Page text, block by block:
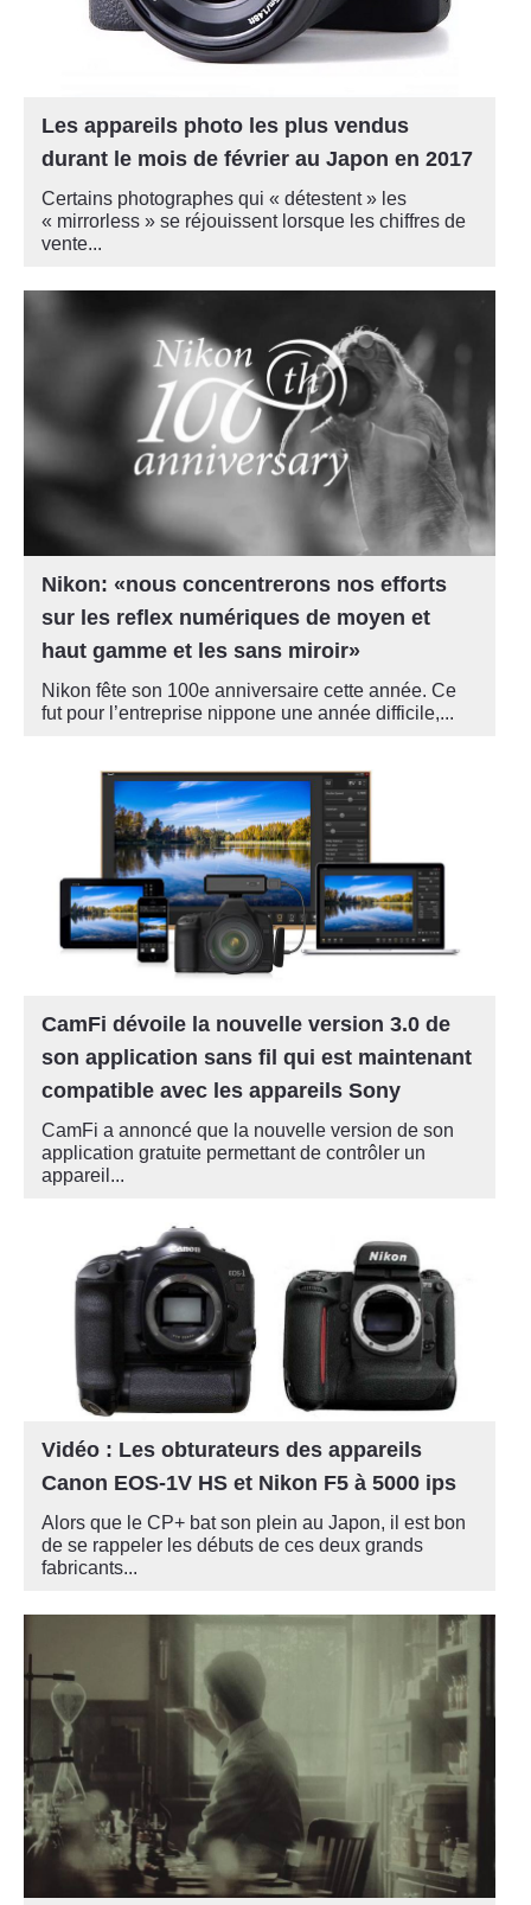
Les appareils photo les plus vendus
durant le mois de février au Japon en 2017
Certains photographes qui « détestent » les
« mirrorless » se réjouissent lorsque les chiffres de
vente...
Nikon: «nous concentrerons nos efforts
sur les reflex numériques de moyen et
haut gamme et les sans miroir»
Nikon fête son 100e anniversaire cette année. Ce
fut pour l’entreprise nippone une année difficile,...
CamFi dévoile la nouvelle version 3.0 de
son application sans fil qui est maintenant
compatible avec les appareils Sony
CamFi a annoncé que la nouvelle version de son
application gratuite permettant de contrôler un
appareil...
Vidéo : Les obturateurs des appareils
Canon EOS-1V HS et Nikon F5 à 5000 ips
Alors que le CP+ bat son plein au Japon, il est bon
de se rappeler les débuts de ces deux grands
fabricants...